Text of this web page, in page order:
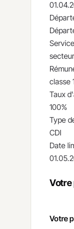
Service
classe
Taux
100%
Type
CDI
Date
Votre
Votre